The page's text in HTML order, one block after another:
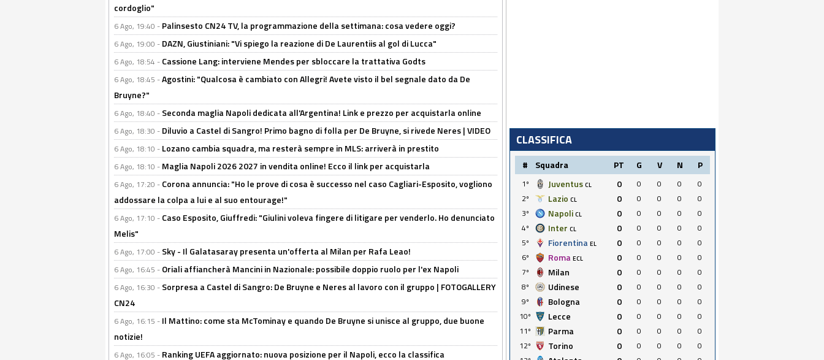
cordoglio"
6 Ago, 19:40 - Palinsesto CN24 TV, la programmazione della settimana: cosa vedere oggi?
6 Ago, 19:00 - DAZN, Giustiniani: "Vi spiego la reazione di De Laurentiis al gol di Lucca"
6 Ago, 18:54 - Cassione Lang: interviene Mendes per sbloccare la trattativa Godts
6 Ago, 18:45 -Agostini: "Qualcosa è cambiato con Allegri! Avete visto il bel segnale dato da De
Bruyne?"
6 Ago, 18:40 - Seconda maglia Napoli dedicata all'Argentina! Link e prezzo per acquistarla online
6 Ago, 18:30 - Diluvio a Castel di Sangro! Primo bagno di folla per De Bruyne, si rivede Neres | VIDEO
6 Ago, 18:10 - Lozano cambia squadra, ma resterà sempre in MLS: arriverà in prestito
6 Ago, 18:10 - Maglia Napoli 2026 2027 in vendita online! Ecco il link per acquistarla
6 Ago, 17:20 - Corona annuncia: "Ho le prove di cosa è successo nel caso Cagliari-Esposito, vogliono
addossare la colpa a lui e al suo entourage!"
6 Ago, 17:10 - Caso Esposito, Giuffredi: "Giulini voleva fingere di litigare per venderlo. Ho denunciato
Melis"
6 Ago, 17:00 - Sky - Il Galatasaray presenta un'offerta al Milan per Rafa Leao!
6 Ago, 16:45 - Oriali affiancherà Mancini in Nazionale: possibile doppio ruolo per l'ex Napoli
6 Ago, 16:30 - Sorpresa a Castel di Sangro: De Bruyne e Neres al lavoro con il gruppo | FOTOGALLERY
CN24
6 Ago, 16:15 - Il Mattino: come sta McTominay e quando De Bruyne si unisce al gruppo, due buone
notizie!
6 Ago, 16:05 - Ranking UEFA aggiornato: nuova posizione per il Napoli, ecco la classifica
CLASSIFICA
# Squadra PT G V N P
1º Juventus CL 0 0 0 0
0
2º
Lazio CL 0 0 0 0
0
3º
Napoli CL 0 0 0 0
0
4º
Inter CL 0 0 0 0
0
5º
Fiorentina EL 0 0 0 0
0
6º
Roma ECL 0 0 0 0
0
7º
Milan 0 0 0 0
0
8º
Udinese 0 0 0 0
0
9º
Bologna 0 0 0 0
0
10º
Lecce 0 0 0 0
0
11º
Parma 0 0 0 0
0
12º
Torino 0 0 0 0
0